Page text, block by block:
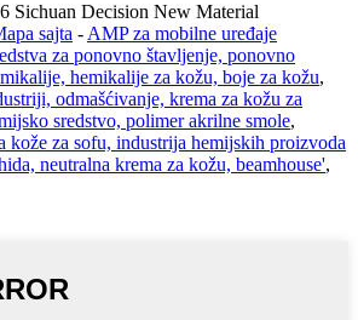
Sichuan Decision New Material
sajta - AMP za mobilne uređaje
za ponovno štavljenje, ponovno
hemikalije za kožu, boje za kožu,
odmašćivanje, krema za kožu za
sredstvo, polimer akrilne smole,
kože za sofu, industrija hemijskih proizvoda
neutralna krema za kožu, beamhouse',